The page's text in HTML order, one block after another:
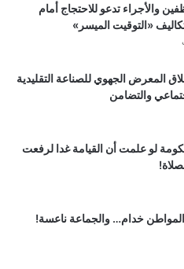
والأجراء تدعو للاحتجاج أمام
«التوقيت الميسر»
المعرض الجهوي للصناعة التقليدية
والتضامن
لو علمت أن القيامة غدا لرفعت
خدام… والجماعة ناعسة!